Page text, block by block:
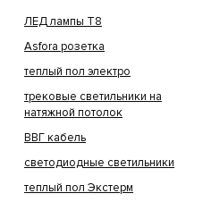
ЛЕД лампы Т8
Asfora розетка
теплый пол электро
трековые светильники на
натяжной потолок
ВВГ кабель
светодиодные светильники
теплый пол Экстерм